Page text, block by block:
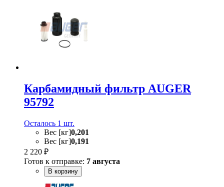
Карбамидный фильтр AUGER
95792
Осталось 1 шт.
Вес [кг]0,201
Вес [кг]0,191
2 220 ₽
Готов к отправке: 7 августа
В корзину